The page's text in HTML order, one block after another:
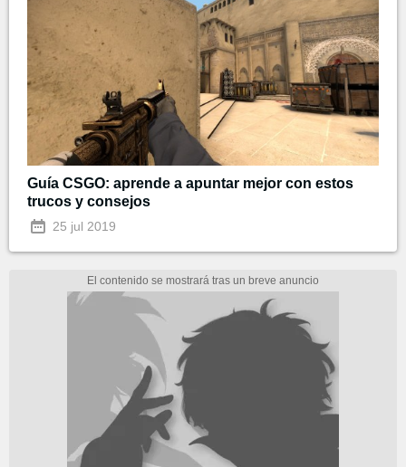
Guía CSGO: aprende a apuntar mejor con estos
trucos y consejos
25 jul 2019